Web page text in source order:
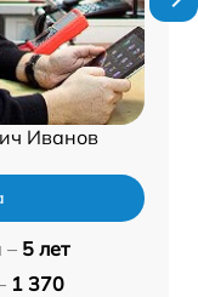
Иванов
– 5 лет
1 370